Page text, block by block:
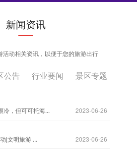
新闻资讯
动相关资讯，以便于您的旅游出行
公告 行业要闻 景区专题
2023-06-26
冷，但可可托海...
2023-06-26
|文明旅游 ...